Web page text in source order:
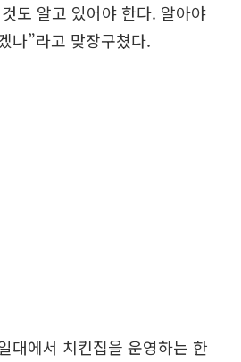
도 알고 있어야 한다. 알아야
나”라고 맞장구쳤다.
대에서 치킨집을 운영하는 한